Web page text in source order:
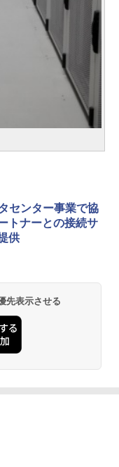
センター事業で協
トナーとの接続サ
供
先表示させる